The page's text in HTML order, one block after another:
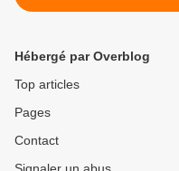
objectif "crédible" pour
Hébergé par Overblog
Top articles
Pages
Contact
Signaler un abus